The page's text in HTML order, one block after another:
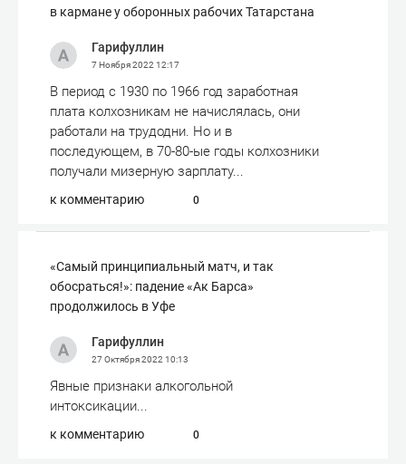
в кармане у оборонных рабочих Татарстана
Гарифуллин
7 Ноября 2022 12:17
В период с 1930 по 1966 год заработная
плата колхозникам не начислялась, они
работали на трудодни. Но и в
последующем, в 70-80-ые годы колхозники
получали мизерную зарплату...
к комментарию 0
«Самый принципиальный матч, и так
обосраться!»: падение «Ак Барса»
продолжилось в Уфе
Гарифуллин
27 Октября 2022 10:13
Явные признаки алкогольной
интоксикации...
к комментарию 0